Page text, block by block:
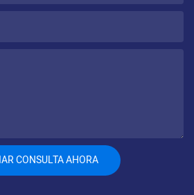
CONSULTA AHORA